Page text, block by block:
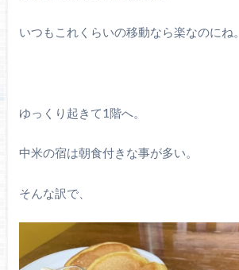
いつもこれくらいの移動なら楽なのにね。
ゆっくり起きて1階へ。
中米の宿は朝食付きな事が多い。
そんな訳で、